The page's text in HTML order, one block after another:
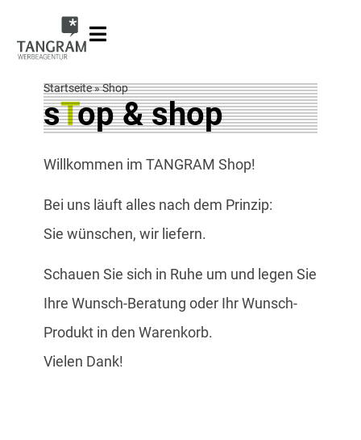
Startseite»Shop
sTop & shop
Willkommen im TANGRAM Shop!
Bei uns läuft alles nach dem Prinzip:
Sie wünschen, wir liefern.
Schauen Sie sich in Ruhe um und legen Sie
Ihre Wunsch-Beratung oder Ihr Wunsch-
Produkt in den Warenkorb.
Vielen Dank!